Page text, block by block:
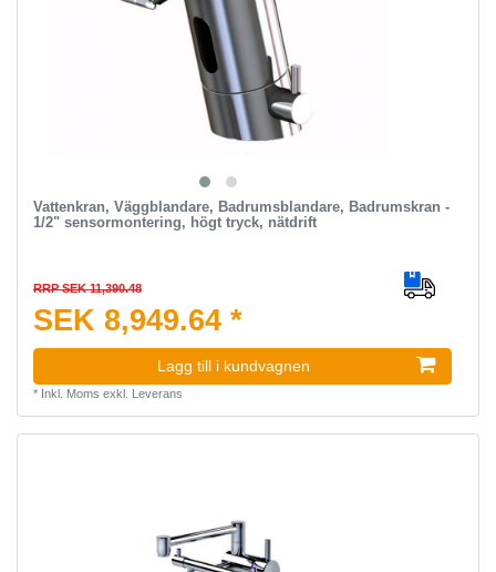
Vattenkran, Väggblandare, Badrumsblandare, Badrumskran -
1/2" sensormontering, högt tryck, nätdrift
RRP SEK 11,390.48
SEK 8,949.64 *
Lagg till i kundvagnen
* Inkl. Moms exkl. Leverans